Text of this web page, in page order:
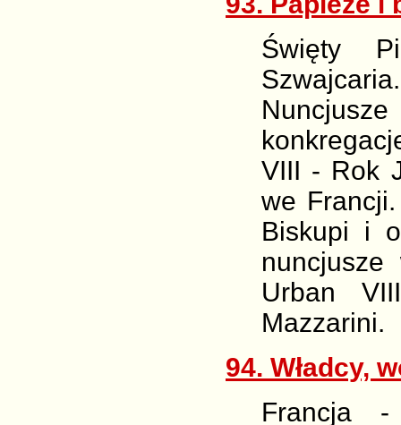
Święty
VIII - Rok
we
Biskupi i
Urban
Mazzarini.
94. Władcy,